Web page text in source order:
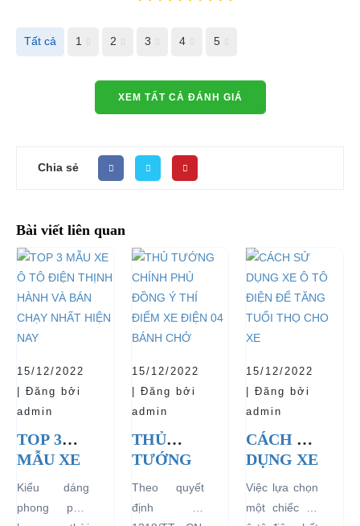
Tất cả 1 2 3 4 5
XEM TẤT CẢ ĐÁNH GIÁ
Chia sẻ
Bài viết liên quan
15/12/2022
| Đăng bởi
admin
TOP 3
MẪU XE
Ô TÔ
ĐIỆN
THỊNH
Kiểu dáng
phong phú,
15/12/2022
| Đăng bởi
admin
THỦ
TƯỚNG
CHÍNH
PHỦ
ĐỒNG Ý
Theo quyết
định số
15/12/2022
| Đăng bởi
admin
CÁCH SỬ
DỤNG XE
Ô TÔ
ĐIỆN ĐỂ
TĂNG
Việc lựa chọn
một chiếc xe